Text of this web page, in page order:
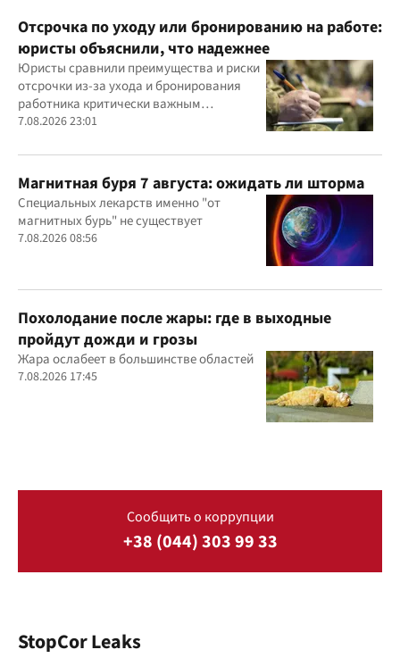
Отсрочка по уходу или бронированию на работе:
юристы объяснили, что надежнее
Юристы сравнили преимущества и риски
отсрочки из-за ухода и бронирования
работника критически важным
предприятием
7.08.2026 23:01
Магнитная буря 7 августа: ожидать ли шторма
Специальных лекарств именно "от
магнитных бурь" не существует
7.08.2026 08:56
Похолодание после жары: где в выходные
пройдут дожди и грозы
Жара ослабеет в большинстве областей
7.08.2026 17:45
Сообщить о коррупции
+38 (044) 303 99 33
StopCor Leaks